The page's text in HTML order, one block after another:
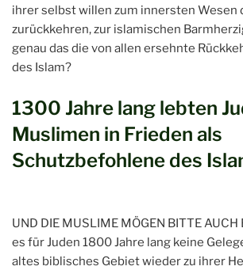
ihrer selbst willen zum innersten Wesen
zurückkehren, zur islamischen
genau das die von allen ersehnte
des Islam?
1300 Jahre lang lebten
Muslimen in Frieden als
Schutzbefohlene des
UND DIE MUSLIME MÖGEN BITTE AUCH
es für Juden 1800 Jahre lang keine
altes biblisches Gebiet wieder zu ihrer